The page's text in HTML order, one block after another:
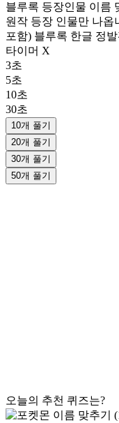
블루록 등장인물 이름
원작 등장 인물만 나옵
포함) 블루록 한글 정
타이머 X
3초
5초
10초
30초
10개 풀기
20개 풀기
30개 풀기
50개 풀기
오늘의 추천 퀴즈는?